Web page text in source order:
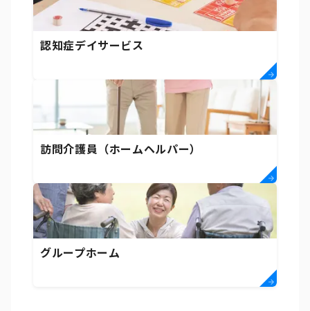
認知症デイサービス
訪問介護員（ホームヘルパー）
グループホーム